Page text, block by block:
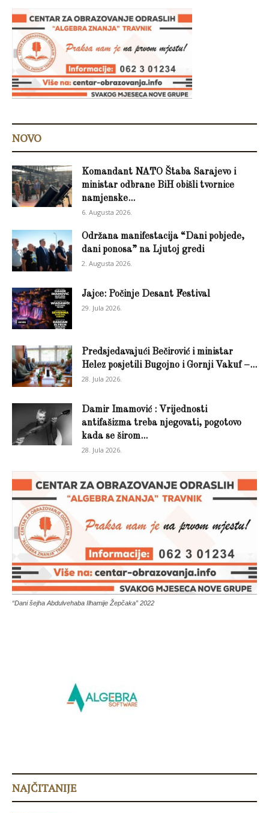
NOVO
Komandant NATO Štaba Sarajevo i
ministar odbrane BiH obišli tvornice
namjenske...
6. Augusta 2026.
Održana manifestacija “Dani pobjede,
dani ponosa” na Ljutoj gredi
2. Augusta 2026.
Jajce: Počinje Desant Festival
29. Jula 2026.
Predsjedavajući Bečirović i ministar
Helez posjetili Bugojno i Gornji Vakuf –...
28. Jula 2026.
Damir Imamović : Vrijednosti
antifašizma treba njegovati, pogotovo
kada se širom...
28. Jula 2026.
“Dani šejha Abdulvehaba Ilhamije Žepčaka” 2022
NAJČITANIJE